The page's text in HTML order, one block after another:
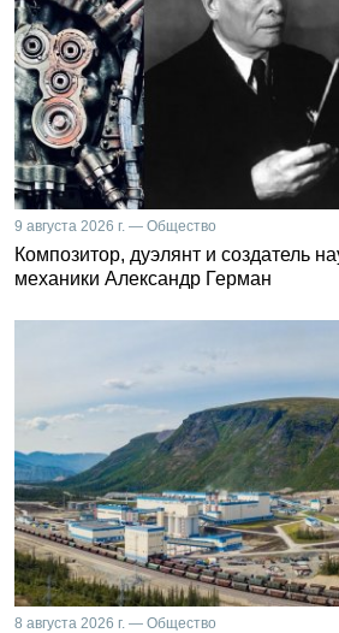
9 августа 2026 г. — Общество
Композитор, дуэлянт и создатель
механики Александр Герман
8 августа 2026 г. — Общество